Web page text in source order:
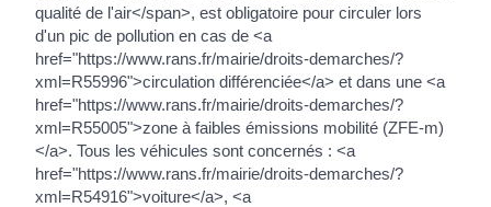
qualité de l'air</span>, est obligatoire pour circuler lors
d'un pic de pollution en cas de <a
href="https://www.rans.fr/mairie/droits-demarches/?
xml=R55996">circulation différenciée</a> et dans une <a
href="https://www.rans.fr/mairie/droits-demarches/?
xml=R55005">zone à faibles émissions mobilité (ZFE-m)
</a>. Tous les véhicules sont concernés : <a
href="https://www.rans.fr/mairie/droits-demarches/?
xml=R54916">voiture</a>, <a